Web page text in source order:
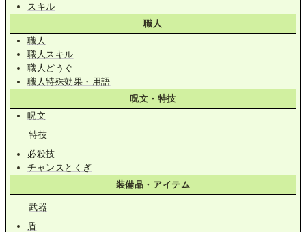
スキル
職人
職人
職人スキル
職人どうぐ
職人特殊効果・用語
呪文・特技
呪文
特技
必殺技
チャンスとくぎ
装備品・アイテム
武器
盾